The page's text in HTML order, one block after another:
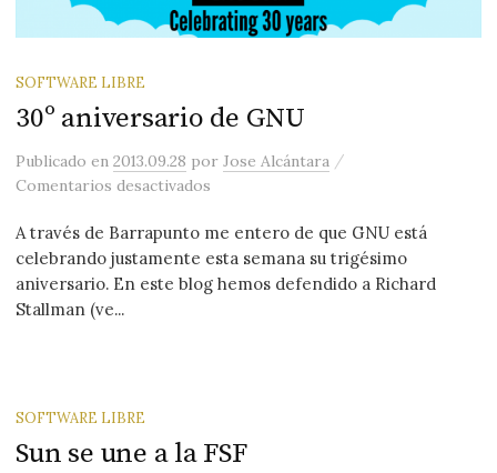
SOFTWARE LIBRE
30º aniversario de GNU
Publicadoen2013.09.28 porJose Alcántara /
Comentarios desactivados
A través de Barrapunto me entero de que GNU está
celebrando justamente esta semana su trigésimo
aniversario. En este blog hemos defendido a Richard
Stallman (ve...
SOFTWARE LIBRE
Sun se une a la FSF